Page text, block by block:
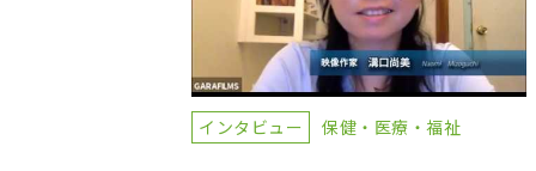
インタビュー 保健・医療・福祉